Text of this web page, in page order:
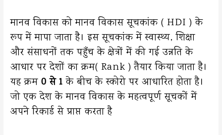
मानव विकास को मानव विकास सूचकांक ( HDI ) के
रूप में मापा जाता है। इस सूचकांक में स्वास्थ्य, शिक्षा
और संसाधनों तक पहुँच के क्षेत्रों में की गई उन्नति के
आधार पर देशों का क्रम( Rank ) तैयार किया जाता है।
यह क्रम0 से 1 के बीच के स्कोरो पर आधारित होता है।
जो एक देश के मानव विकास के महत्वपूर्ण सूचकों में
अपने रिकार्ड से प्राप्त करता है